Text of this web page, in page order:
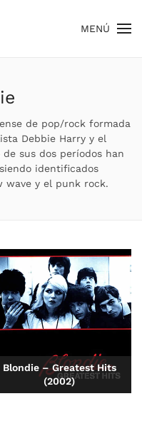
MENÚ
de pop/rock formada
Debbie Harry y el
sus dos períodos han
identificados
wave y el punk rock.​​
Blondie – Greatest Hits
(2002)